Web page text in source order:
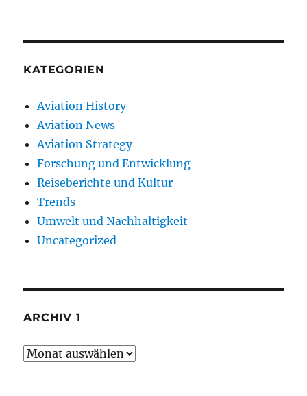
KATEGORIEN
Aviation History
Aviation News
Aviation Strategy
Forschung und Entwicklung
Reiseberichte und Kultur
Trends
Umwelt und Nachhaltigkeit
Uncategorized
ARCHIV 1
Archiv